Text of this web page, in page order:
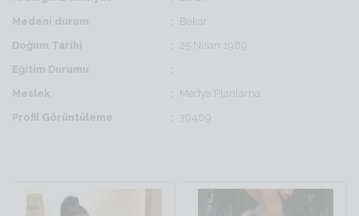
Medeni durum
Bekar
Doğum Tarihi
25 Nisan 1989
Eğitim Durumu
Meslek
Medya Planlama
Profil Görüntüleme
39469